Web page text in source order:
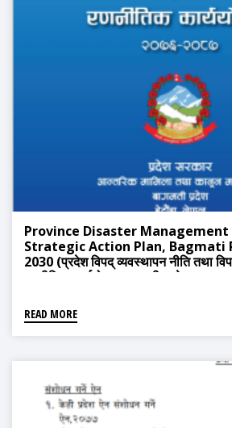
Province Disaster Management
Strategic Action Plan, Bagmati
2030 (प्रदेश विपद् व्यवस्थापन नीति तथा
रणनीतिक कार्ययोजना, वाग्मती प्रदेश २०७६-
READ MORE